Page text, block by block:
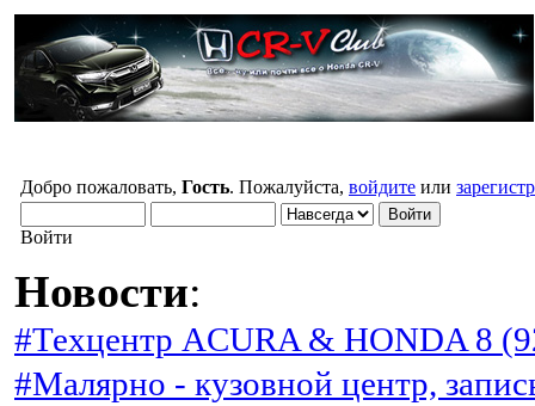
Добро пожаловать, Гость. Пожалуйста, войдите или
Войти
Новости:
#Техцентр ACURA & HONDA 8
#Малярно - кузовной центр,